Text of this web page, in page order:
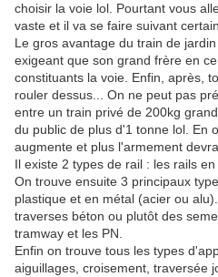
choisir la voie lol. Pourtant vous
vaste et il va se faire suivant
Le gros avantage du train de
exigeant que son grand frère en
constituants la voie. Enfin, après,
rouler dessus... On ne peut pas
entre un train privé de 200kg
du public de plus d'1 tonne lol. En
augmente et plus l'armement
Il existe 2 types de rail : les rails
On trouve ensuite 3 principaux
plastique et en métal (acier ou
traverses béton ou plutôt des
tramway et les PN.
Enfin on trouve tous les types
aiguillages, croisement, traversée